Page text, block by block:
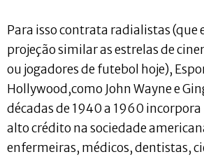
Para isso contrata radialistas
projeção similar as estrelas de
ou jogadores de futebol hoje),
Hollywood,como John Wayne e
décadas de 1940 a 1960
alto crédito na sociedade
enfermeiras, médicos, dentistas,